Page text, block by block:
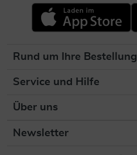
Rund um Ihre Bestellung
Service und Hilfe
Über uns
Newsletter